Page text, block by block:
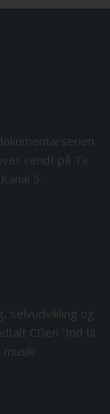
sendt på Tv
5.
selvudvikling og
CDen ”Ind til